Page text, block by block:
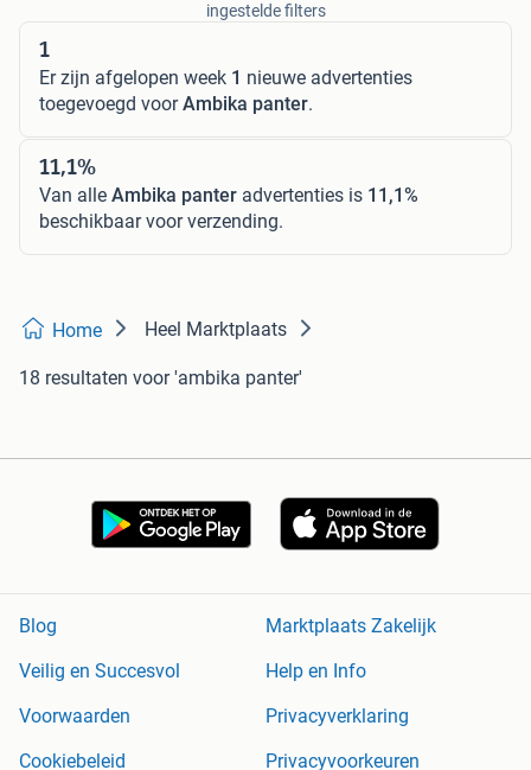
ingestelde filters
1
Er zijn afgelopen week 1 nieuwe advertenties
toegevoegd voorAmbika panter.
11,1%
Van alle Ambika panter advertenties is 11,1%
beschikbaar voor verzending.
Home Heel Marktplaats
18 resultaten voor 'ambika panter'
Blog
Marktplaats Zakelijk
Veilig en Succesvol
Help en Info
Voorwaarden
Privacyverklaring
Cookiebeleid
Privacyvoorkeuren